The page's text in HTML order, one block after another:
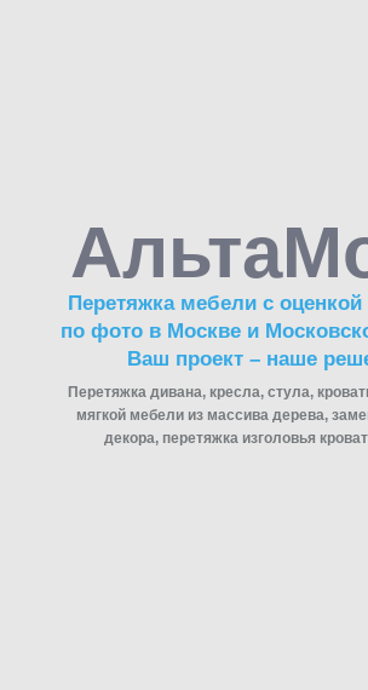
Перетяжка мебели с оценкой
по фото в Москве и
Ваш проект – наше
Перетяжка дивана, кресла, стула,
мягкой мебели из массива дерева,
декора, перетяжка изголовья